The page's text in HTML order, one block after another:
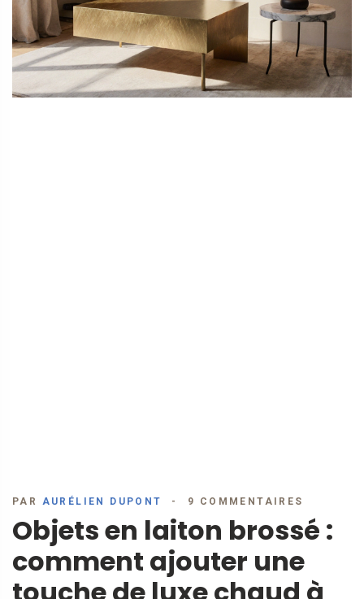
PAR AURÉLIEN DUPONT 9 COMMENTAIRES
Objets en laiton brossé :
comment ajouter une